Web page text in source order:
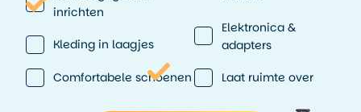
inrichten
Kleding in laagjes
Comfortabele schoenen
Elektronica &
adapters
Laat ruimte over